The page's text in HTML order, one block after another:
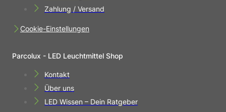
Zahlung / Versand
Cookie-Einstellungen
Parcolux - LED Leuchtmittel Shop
Kontakt
Über uns
LED Wissen – Dein Ratgeber